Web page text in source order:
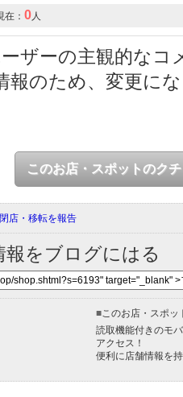
在： 0人
ザーの主観的なコ
報のため、変更に
このお店・スポットのク
店・移転を報告
をブログにはる
■このお店・スポッ
読取機能付きのモ
アクセス！
便利に店舗情報を